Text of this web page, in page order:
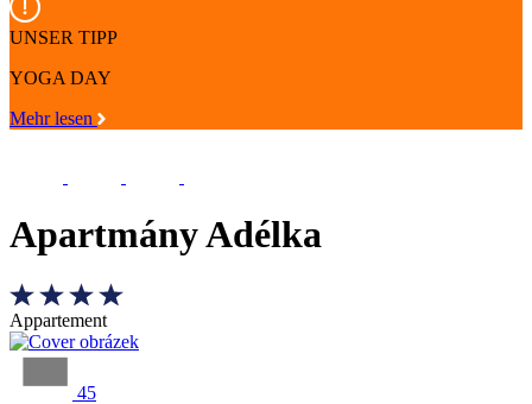
UNSER TIPP
YOGA DAY
Mehr lesen
Apartmány Adélka
Appartement
45